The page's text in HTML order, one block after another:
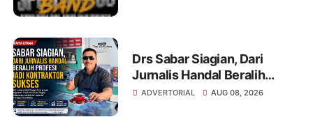
2
Drs Sabar Siagian, Dari
Jurnalis Handal Beralih
Profesi Jadi Kontraktor
ADVERTORIAL AUG 08, 2026